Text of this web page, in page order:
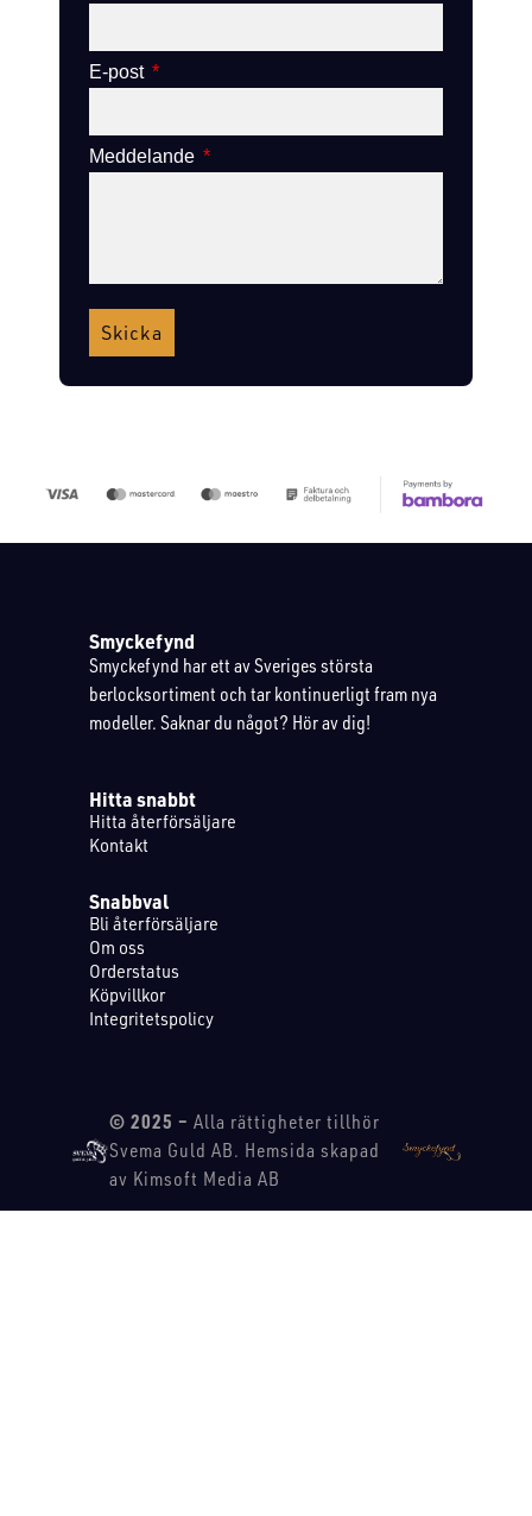
E-post
Meddelande
Skicka
Smyckefynd
Smyckefynd har ett av Sveriges största
berlocksortiment och tar kontinuerligt fram nya
modeller. Saknar du något? Hör av dig!
Hitta snabbt
Hitta återförsäljare
Kontakt
Snabbval
Bli återförsäljare
Om oss
Orderstatus
Köpvillkor
Integritetspolicy
© 2025 – Alla rättigheter tillhör
Svema Guld AB. Hemsida skapad
av Kimsoft Media AB